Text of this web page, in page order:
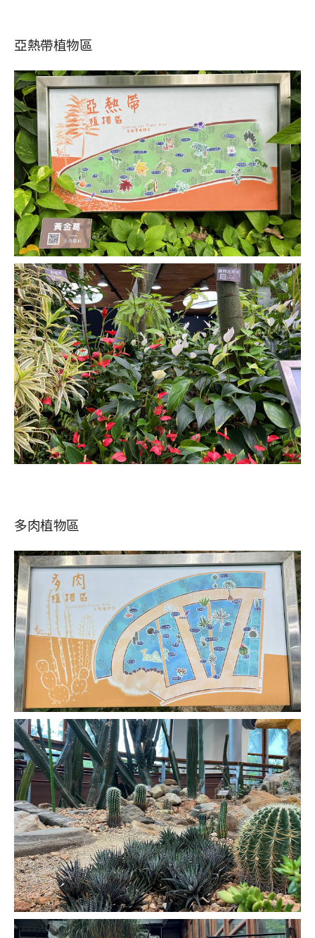
亞熱帶植物區
多肉植物區